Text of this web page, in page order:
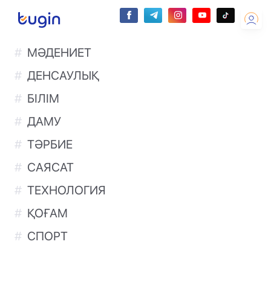
МӘДЕНИЕТ
ДЕНСАУЛЫҚ
БІЛІМ
ДАМУ
ТӘРБИЕ
САЯСАТ
ТЕХНОЛОГИЯ
ҚОҒАМ
СПОРТ